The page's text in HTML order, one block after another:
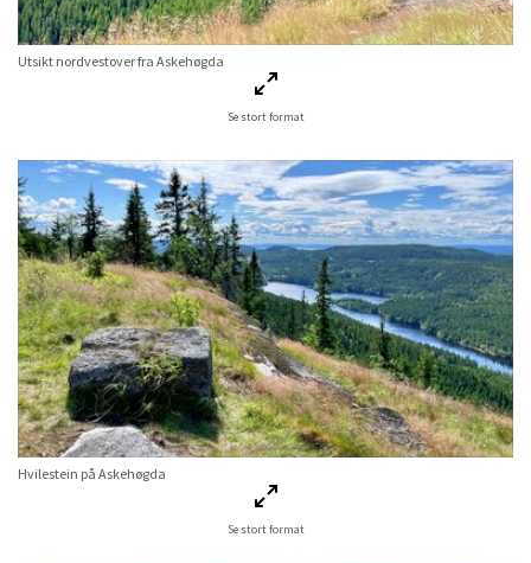
Utsikt nordvestover fra Askehøgda
Se stort format
Hvilestein på Askehøgda
Se stort format